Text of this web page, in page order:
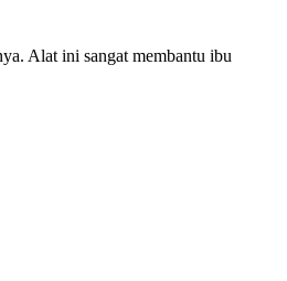
Alat ini sangat membantu ibu